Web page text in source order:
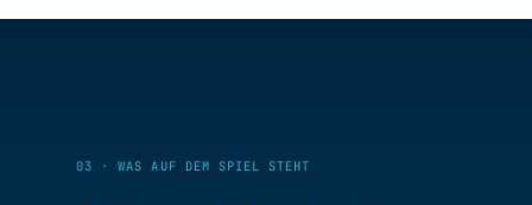
03 · WAS AUF DEM SPIEL STEHT